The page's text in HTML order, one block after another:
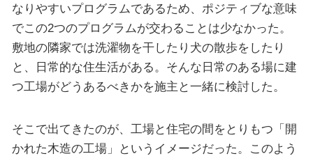
なりやすいプログラムであるため、ポジティブな意味
でこの2つのプログラムが交わることは少なかった。
敷地の隣家では洗濯物を干したり犬の散歩をしたり
と、日常的な住生活がある。そんな日常のある場に建
つ工場がどうあるべきかを施主と一緒に検討した。
そこで出てきたのが、工場と住宅の間をとりもつ「開
かれた木造の工場」というイメージだった。このよう